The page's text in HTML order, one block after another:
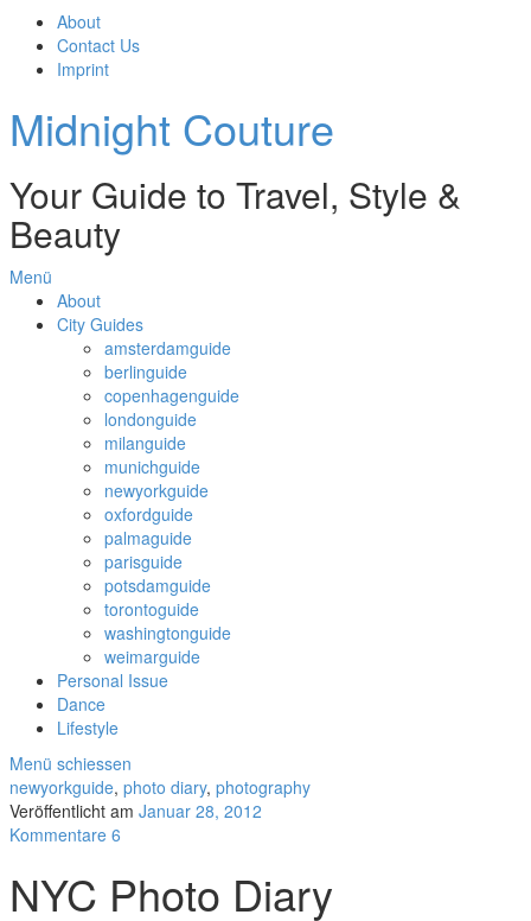
About
Contact Us
Imprint
Midnight Couture
Your Guide to Travel, Style &
Beauty
Menü
About
City Guides
amsterdamguide
berlinguide
copenhagenguide
londonguide
milanguide
munichguide
newyorkguide
oxfordguide
palmaguide
parisguide
potsdamguide
torontoguide
washingtonguide
weimarguide
Personal Issue
Dance
Lifestyle
Menü schiessen
newyorkguide, photo diary, photography
Veröffentlicht am Januar 28, 2012
Kommentare 6
NYC Photo Diary